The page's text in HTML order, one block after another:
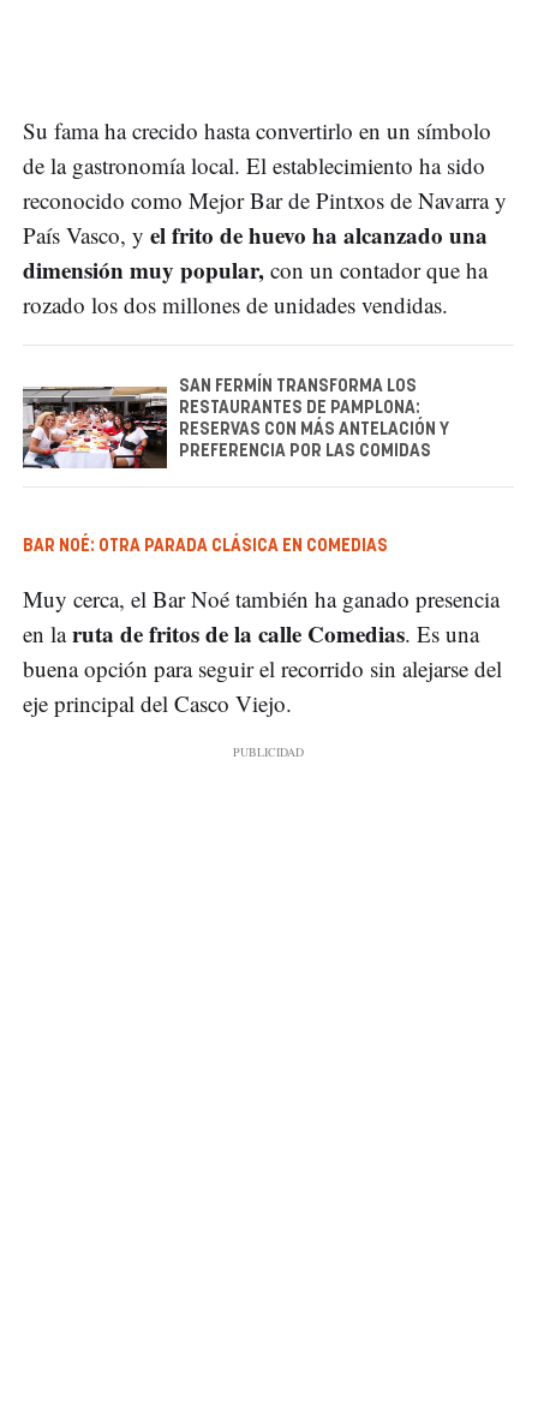
Su fama ha crecido hasta convertirlo en un símbolo
de la gastronomía local. El establecimiento ha sido
reconocido como Mejor Bar de Pintxos de Navarra y
País Vasco, y el frito de huevo ha alcanzado una
dimensión muy popular, con un contador que ha
rozado los dos millones de unidades vendidas.
SAN FERMÍN TRANSFORMA LOS
RESTAURANTES DE PAMPLONA:
RESERVAS CON MÁS ANTELACIÓN Y
PREFERENCIA POR LAS COMIDAS
BAR NOÉ: OTRA PARADA CLÁSICA EN COMEDIAS
Muy cerca, el Bar Noé también ha ganado presencia
en laruta de fritos de la calle Comedias. Es una
buena opción para seguir el recorrido sin alejarse del
eje principal del Casco Viejo.